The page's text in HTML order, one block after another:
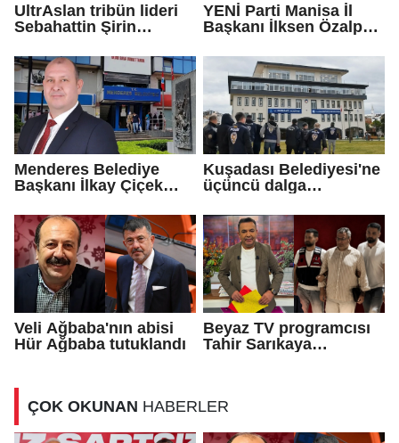
UltrAslan tribün lideri
Sebahattin Şirin
YENİ Parti Manisa İl
Başkanı İlksen Özalper
Menderes Belediye
Başkanı İlkay Çiçek
Kuşadası Belediyesi'ne
üçüncü dalga
Veli Ağbaba'nın abisi
Hür Ağbaba tutuklandı
Beyaz TV programcısı
Tahir Sarıkaya
ÇOK OKUNAN HABERLER